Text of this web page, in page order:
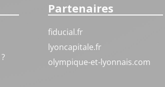
Partenaires
fiducial.fr
lyoncapitale.fr
olympique-et-lyonnais.com